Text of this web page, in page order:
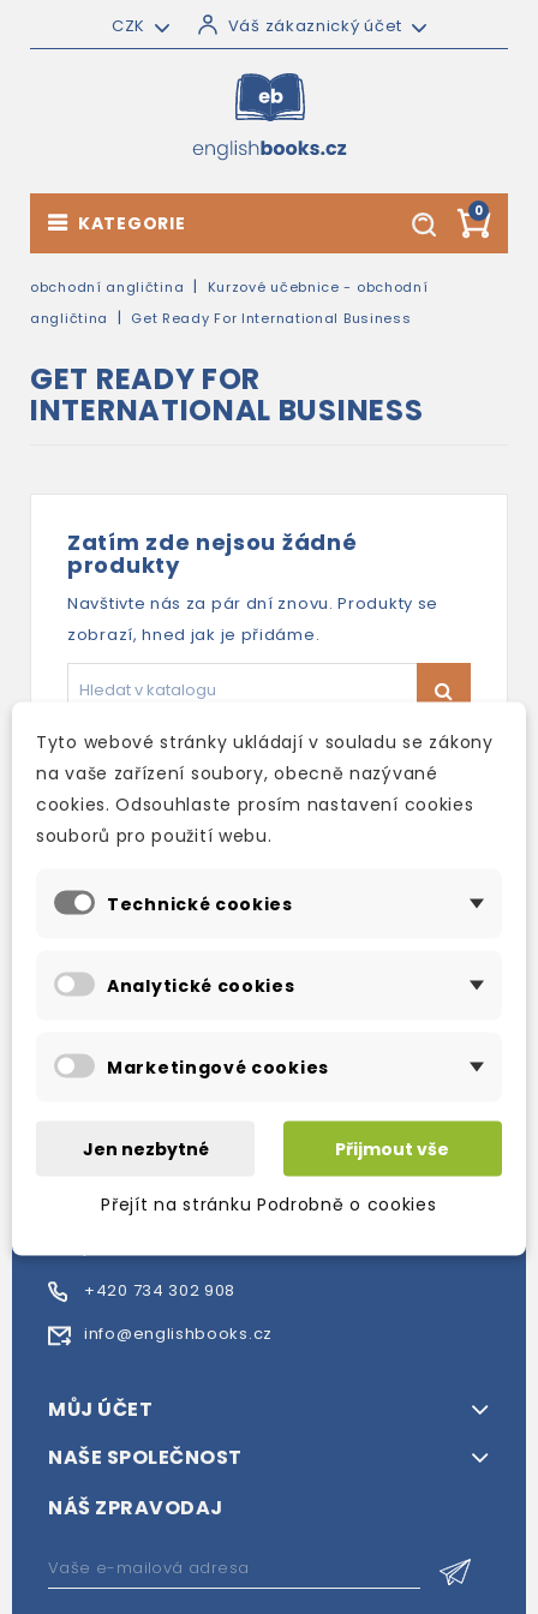
CZK Váš zákaznický účet
0
KATEGORIE
obchodní angličtina
Kurzové učebnice - obchodní
angličtina
Get Ready For International Business
GET READY FOR
INTERNATIONAL BUSINESS
Zatím zde nejsou žádné
produkty
Navštivte nás za pár dní znovu. Produkty se
zobrazí, hned jak je přidáme.
Nové produkty
Internetové a kamenné knihkupectví se sídlem v
Berouně. Specializuje se na prodej materiálů
určených pro studium a výuku anglického jazyka.
+420 734 302 908
info@englishbooks.cz
MŮJ ÚČET
NAŠE SPOLEČNOST
NÁŠ ZPRAVODAJ
Tyto webové stránky ukládají v souladu se zákony
na vaše zařízení soubory, obecně nazývané
cookies. Odsouhlaste prosím nastavení cookies
souborů pro použití webu.
Technické cookies
Analytické cookies
Marketingové cookies
Jen nezbytné Přijmout vše
Přejít na stránku Podrobně o cookies